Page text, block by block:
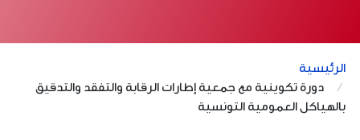
الرئيسية
دورة تكوينية مع جمعية إطارات الرقابة والتفقد والتدقيق
بالهياكل العمومية التونسية